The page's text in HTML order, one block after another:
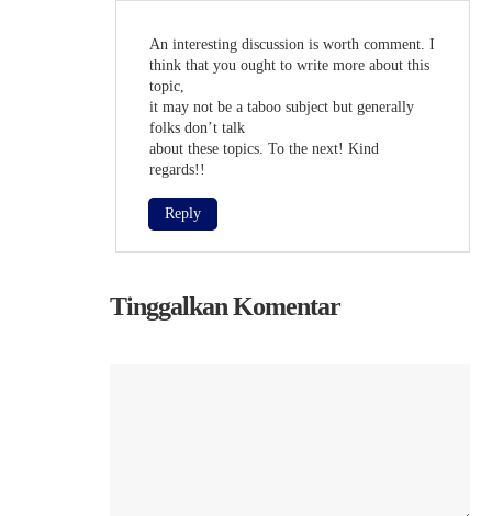
An interesting discussion is worth comment. I
think that you ought to write more about this
topic,
it may not be a taboo subject but generally
folks don’t talk
about these topics. To the next! Kind
regards!!
Reply
Tinggalkan Komentar